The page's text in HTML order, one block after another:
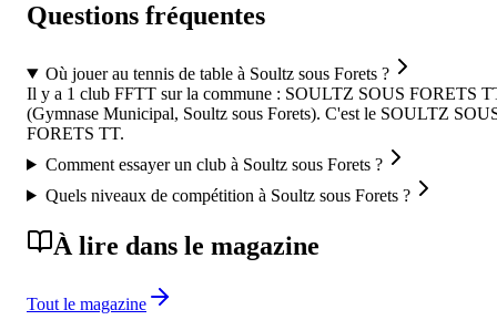
Questions fréquentes
Où jouer au tennis de table à Soultz sous Forets ?
Il y a 1 club FFTT sur la commune : SOULTZ SOUS FORETS
(Gymnase Municipal, Soultz sous Forets). C'est le SOULTZ
FORETS TT.
Comment essayer un club à Soultz sous Forets ?
Quels niveaux de compétition à Soultz sous Forets ?
À lire dans le magazine
Tout le magazine